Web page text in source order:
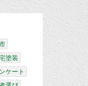
塗装
ケート